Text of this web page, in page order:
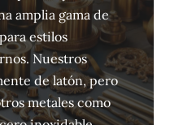
amplia gama de
estilos
Nuestros
de latón, pero
metales como